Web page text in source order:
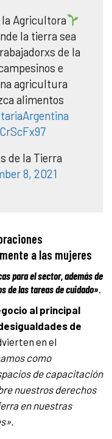
Agricultora
la tierra sea
de la
e
agricultura
alimentos
de la Tierra
8, 2021
ente a las mujeres
para el sector, además de
de las tareas de cuidado».
al principal
de
en el
como
de capacitación
nuestros derechos
en nuestras